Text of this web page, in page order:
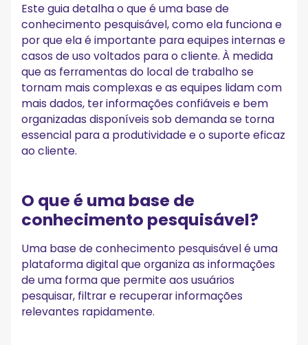
Com que frequência uma base de conhecimento deve ser
atualizada?
Que tipo de conteúdo pertence a uma base de
conhecimento?
Como uma base de conhecimento pesquisável ajuda as
equipes de suporte?
Este guia detalha o que é uma base de
conhecimento pesquisável, como ela funciona e
por que ela é importante para equipes internas e
casos de uso voltados para o cliente. À medida
que as ferramentas do local de trabalho se
tornam mais complexas e as equipes lidam com
mais dados, ter informações confiáveis e bem
organizadas disponíveis sob demanda se torna
essencial para a produtividade e o suporte eficaz
ao cliente.
O que é uma base de
conhecimento pesquisável?
Uma base de conhecimento pesquisável é uma
plataforma digital que organiza as informações
de uma forma que permite aos usuários
pesquisar, filtrar e recuperar informações
relevantes rapidamente.